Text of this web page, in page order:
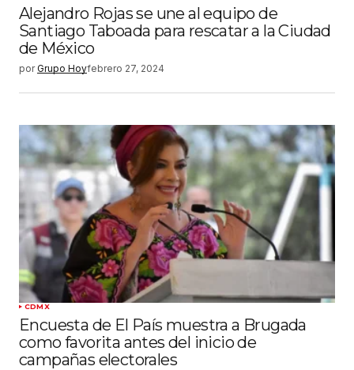
Alejandro Rojas se une al equipo de
Santiago Taboada para rescatar a la Ciudad
de México
por Grupo Hoyfebrero 27, 2024
CDMX
Encuesta de El País muestra a Brugada
como favorita antes del inicio de
campañas electorales